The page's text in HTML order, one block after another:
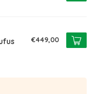
€449,00